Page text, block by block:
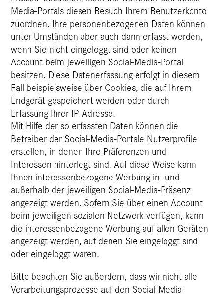
Media-Portals diesen Besuch Ihrem Benutzerkonto
zuordnen. Ihre personenbezogenen Daten können
unter Umständen aber auch dann erfasst werden,
wenn Sie nicht eingeloggt sind oder keinen
Account beim jeweiligen Social-Media-Portal
besitzen. Diese Datenerfassung erfolgt in diesem
Fall beispielsweise über Cookies, die auf Ihrem
Endgerät gespeichert werden oder durch
Erfassung Ihrer IP-Adresse.
Mit Hilfe der so erfassten Daten können die
Betreiber der Social-Media-Portale Nutzerprofile
erstellen, in denen Ihre Präferenzen und
Interessen hinterlegt sind. Auf diese Weise kann
Ihnen interessenbezogene Werbung in- und
außerhalb der jeweiligen Social-Media-Präsenz
angezeigt werden. Sofern Sie über einen Account
beim jeweiligen sozialen Netzwerk verfügen, kann
die interessenbezogene Werbung auf allen Geräten
angezeigt werden, auf denen Sie eingeloggt sind
oder eingeloggt waren.
Bitte beachten Sie außerdem, dass wir nicht alle
Verarbeitungsprozesse auf den Social-Media-